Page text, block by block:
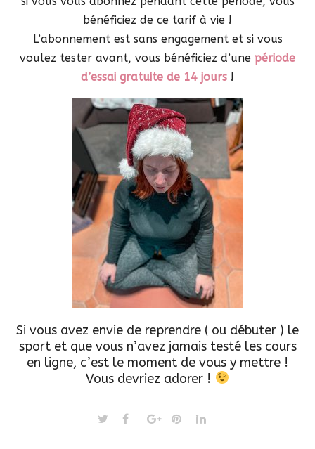
bénéficiez de ce tarif à vie !
L’abonnement est sans engagement et si vous
voulez tester avant, vous bénéficiez d’une période
d’essai gratuite de 14 jours !
Si vous avez envie de reprendre ( ou débuter ) le
sport et que vous n’avez jamais testé les cours
en ligne, c’est le moment de vous y mettre !
Vous devriez adorer !